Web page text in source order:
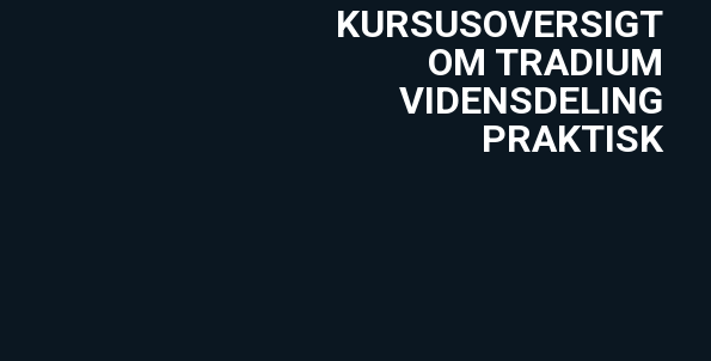
KURSUSOVERSIGT
OM TRADIUM
VIDENSDELING
PRAKTISK